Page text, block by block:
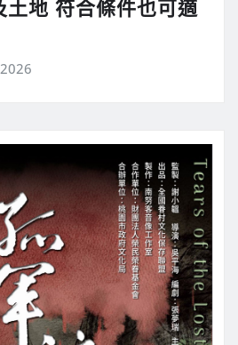
土地 符合條件也可適